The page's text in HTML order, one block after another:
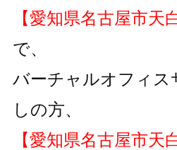
【愛知県名古屋市天
で、
バーチャルオフィス
しの方、
【愛知県名古屋市天